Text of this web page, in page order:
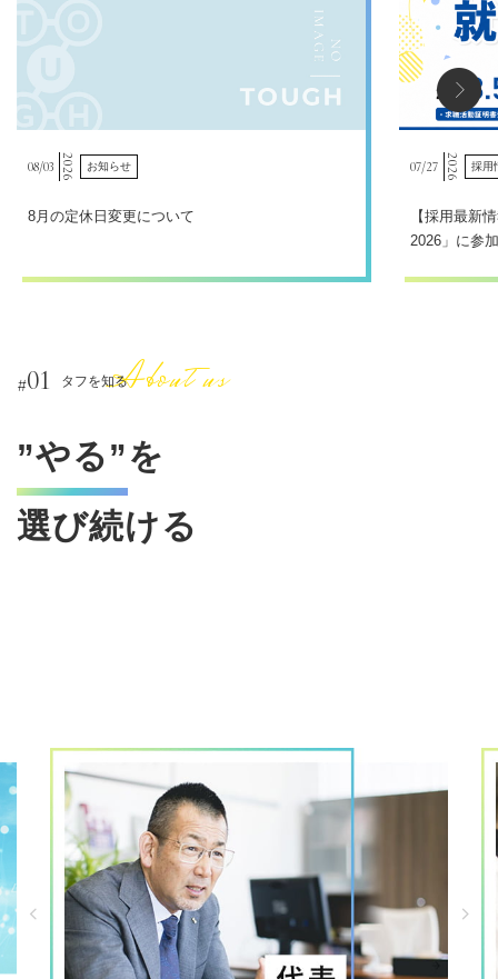
08/03 2026 お知らせ
8月の定休日変更について
07/27 2026 採用
【採用最新
2026」に参
#01 タフを知る
”やる”を
選び続ける